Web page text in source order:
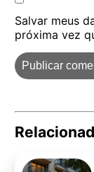
Salvar meus
próxima vez